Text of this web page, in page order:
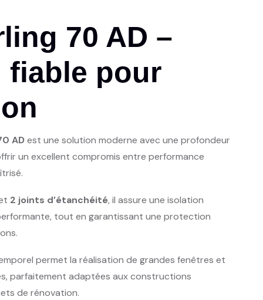
70 AD –
pour
ADest une solution moderne avec une profondeur
un excellent compromis entre performance
2 joints d’étanchéité, il assure une isolation
tout en garantissant une protection
permet la réalisation de grandes fenêtres et
parfaitement adaptées aux constructions
de rénovation.